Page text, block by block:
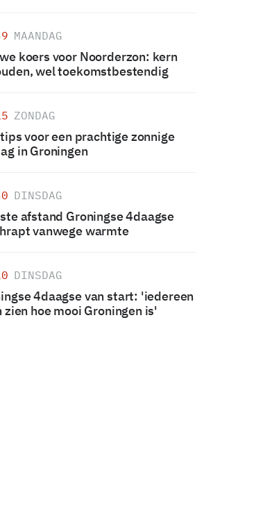
MAANDAG
koers voor Noorderzon: kern
wel toekomstbestendig
ZONDAG
voor een prachtige zonnige
in Groningen
DINSDAG
afstand Groningse 4daagse
vanwege warmte
DINSDAG
4daagse van start: 'iedereen
zien hoe mooi Groningen is'